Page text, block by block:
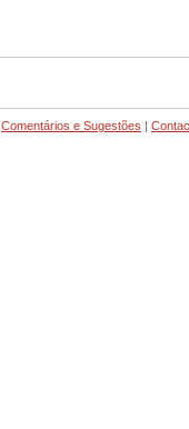
Comentários e Sugestões |